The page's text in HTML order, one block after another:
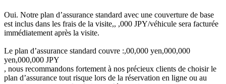
Oui. Notre plan d’assurance standard avec une couverture de base
est inclus dans les frais de la visite,, ,000 JPY/véhicule sera facturée
immédiatement après la visite.
Le plan d’assurance standard couvre :,00,000 yen,000,000
yen,000,000 JPY
, nous recommandons fortement à nos précieux clients de choisir le
plan d’assurance tout risque lors de la réservation en ligne ou au